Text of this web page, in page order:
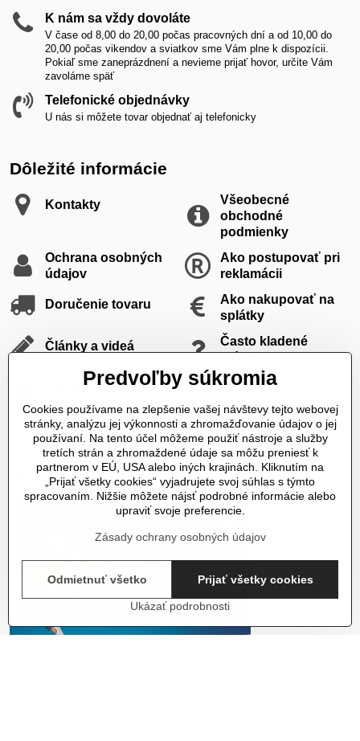
K nám sa vždy dovoláte
V čase od 8,00 do 20,00 počas pracovných dní a od 10,00 do
20,00 počas vikendov a sviatkov sme Vám plne k dispozícii.
Pokiaľ sme zaneprázdnení a nevieme prijať hovor, určite Vám
zavoláme späť
Telefonické objednávky
U nás si môžete tovar objednať aj telefonicky
Dôležité informácie
Kontakty
Všeobecné
obchodné
podmienky
Ochrana osobných
údajov
Ako postupovať pri
reklamácii
Doručenie tovaru
Ako nakupovať na
splátky
Články a videá
Často kladené
otázky
Galéria
Facebook
Facebook
Predvoľby súkromia
Cookies používame na zlepšenie vašej návštevy tejto webovej
stránky, analýzu jej výkonnosti a zhromažďovanie údajov o jej
používaní. Na tento účel môžeme použiť nástroje a služby
tretích strán a zhromaždené údaje sa môžu preniesť k
partnerom v EÚ, USA alebo iných krajinách. Kliknutím na
„Prijať všetky cookies“ vyjadrujete svoj súhlas s týmto
spracovaním. Nižšie môžete nájsť podrobné informácie alebo
upraviť svoje preferencie.
Zásady ochrany osobných údajov
Ukázať podrobnosti
Prijať všetky cookies
Odmietnuť všetko